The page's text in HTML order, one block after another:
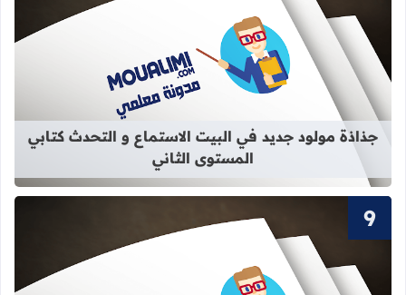
قراءة المزيد عن جذاذة مولود جديد
جذاذة مولود جديد في البيت الاستماع و التحدث كتابي
المستوى الثاني